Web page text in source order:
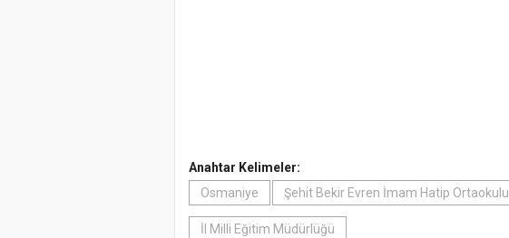
Anahtar Kelimeler:
Osmaniye
Şehit Bekir Evren İmam Hatip Ortaokulu
İl Milli Eğitim Müdürlüğü